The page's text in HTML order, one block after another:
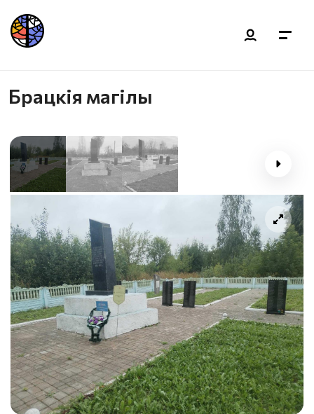
Брацкiя магiлы